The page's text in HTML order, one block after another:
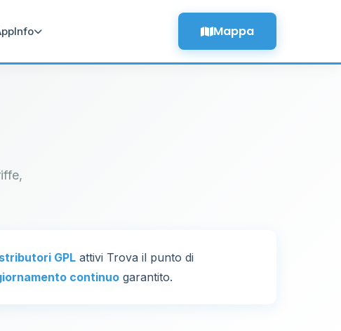
Info Mappa
GPL attivi Trova il punto di
continuo garantito.